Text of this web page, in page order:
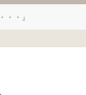
・』